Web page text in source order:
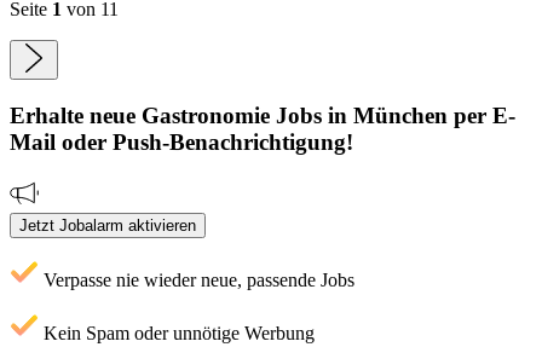
Seite 1 von 11
Erhalte neue Gastronomie Jobs in München per E-
Mail oder Push-Benachrichtigung!
Jetzt Jobalarm aktivieren
Verpasse nie wieder neue, passende Jobs
Kein Spam oder unnötige Werbung